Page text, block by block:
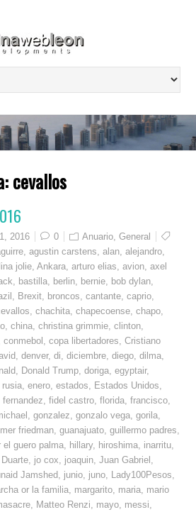
cevallos
2016 0 Anuario ,General
,agustin carstens ,alan ,alejandro
jolie ,Ankara ,arturo elias ,avion ,axel
bastilla berlin bernie bob dylan
Brexit broncos ,cantante ,caprio
,chachita ,chapecoense ,chapo
,china ,christina grimmie ,clinton
,conmebol ,copa libertadores ,Cristiano
,denver,di ,diciembre ,diego ,dilma
Donald Trump ,doriga ,egyptair,
rusia ,enero ,estados Estados Unidos
,fernandez ,fidel castro ,florida ,francisco
,gonzalez ,gonzalo vega ,gorila
friedman ,guanajuato ,guillermo padres
el guero palma hillary, hiroshima inarritu
jo cox joaquin ,Juan Gabriel
Jamshed junio juno Lady100Pesos
or la familia margarito maria mario
Matteo Renzi mayo messi